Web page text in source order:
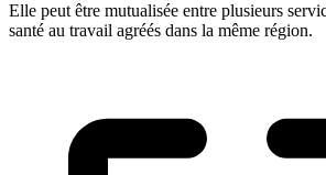
Elle peut être mutualisée entre plusieurs
santé au travail agréés dans la même région.